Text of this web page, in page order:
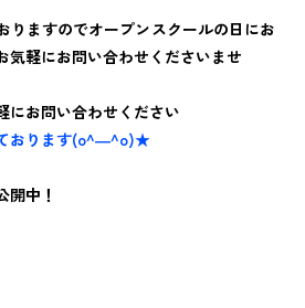
りますのでオープンスクールの日にお
気軽にお問い合わせくださいませ
にお問い合わせください
おります(o^―^o)★
開中！